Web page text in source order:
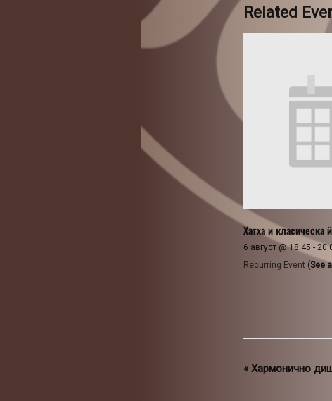
Related
Хатха и класическа
6 август @ 18:45 -
Recurring Event (See
«Хармонично